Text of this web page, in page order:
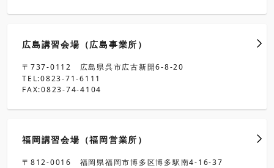
広島講習会場（広島事業所）
〒737-0112 広島県呉市広古新開6-8-20
TEL:0823-71-6111
FAX:0823-74-4104
福岡講習会場（福岡営業所）
〒812-0016 福岡県福岡市博多区博多駅南4-16-37